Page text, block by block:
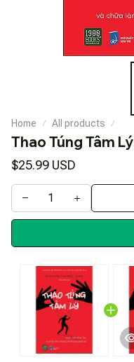
Home All products
Thao Túng Tâm Lý
$25.99 USD